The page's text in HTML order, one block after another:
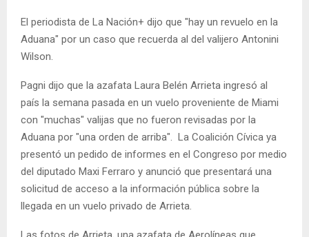
El periodista de La Nación+ dijo que "hay un revuelo en la
Aduana" por un caso que recuerda al del valijero Antonini
Wilson.
Pagni dijo que la azafata Laura Belén Arrieta ingresó al
país la semana pasada en un vuelo proveniente de Miami
con "muchas" valijas que no fueron revisadas por la
Aduana por "una orden de arriba". La Coalición Cívica ya
presentó un pedido de informes en el Congreso por medio
del diputado Maxi Ferraro y anunció que presentará una
solicitud de acceso a la información pública sobre la
llegada en un vuelo privado de Arrieta.